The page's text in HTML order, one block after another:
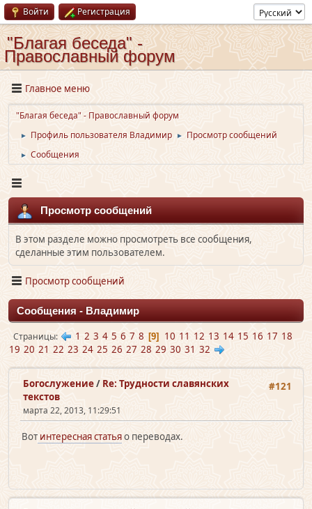
Войти Регистрация
"Благая беседа" -
Православный форум
Главное меню
"Благая беседа" - Православный форум
► Профиль пользователя Владимир ► Просмотр сообщений
► Сообщения
Просмотр сообщений
В этом разделе можно просмотреть все сообщения,
сделанные этим пользователем.
Просмотр сообщений
Сообщения - Владимир
Страницы 1 2 3 4 5 6 7 8 9 10 11 12 13 14 15 16 17 18
19 20 21 22 23 24 25 26 27 28 29 30 31 32
#121
Богослужение/ Re: Трудности славянских
текстов
марта 22, 2013, 11:29:51
Вот интересная статьяо переводах.